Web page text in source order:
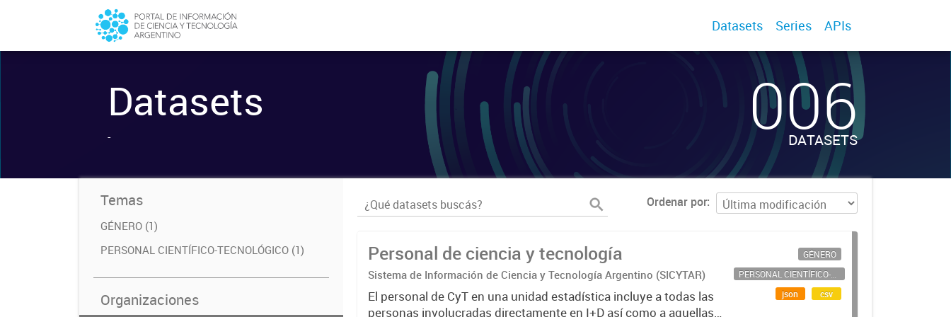
Datasets Series APIs
Datasets
- 006
DATASETS
Temas
GÉNERO (1)
PERSONAL CIENTÍFICO-TECNOLÓGICO (1)
Organizaciones
Ordenar por
Personal de ciencia y tecnología
Sistema de Información de Ciencia y Tecnología Argentino (SICYTAR)
El personal de CyT en una unidad estadística incluye a todas las
personas involucradas directamente en I+D así como a aquellas
GÉNERO
PERSONAL CIENTÍFICO-TECNOLÓGICO
json
csv